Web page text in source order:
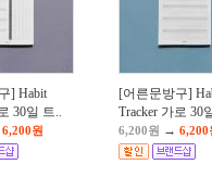
] Habit
30일 트..
6,200원
[어른문방구]
Tracker 가로 30
6,200원 → 6,200